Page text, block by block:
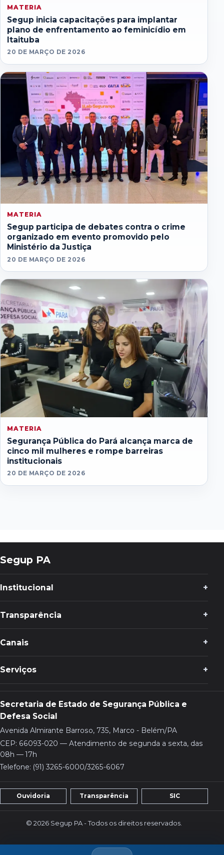
MATERIA
Segup inicia capacitações para implantar
plano de enfrentamento ao feminicídio em
Itaituba
20 DE MARÇO DE 2026
MATERIA
Segup participa de debates contra o crime
organizado em evento promovido pelo
Ministério da Justiça
20 DE MARÇO DE 2026
MATERIA
Segurança Pública do Pará alcança marca de
cinco mil mulheres e rompe barreiras
institucionais
20 DE MARÇO DE 2026
Segup PA
Institucional
Transparência
Canais
Serviços
Secretaria de Estado de Segurança Pública e
Defesa Social
Avenida Almirante Barroso, 735, Marco - Belém/PA
CEP: 66093-020 — Atendimento de segunda a sexta, das
08h — 17h
Telefone: (91) 3265-6000/3265-6067
Ouvidoria Transparência SIC
© 2026 Segup PA - Todos os direitos reservados.